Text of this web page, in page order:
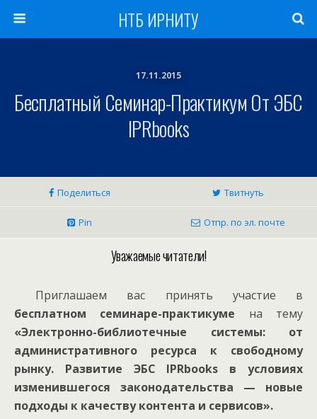
НТБ ИРНИТУ
17.11.2015
Бесплатный Семинар-Практикум От ЭБС
IPRbooks
Поделиться Твитнуть
Pin Отпр. по эл. почте
Уважаемые читатели!
Приглашаем вас принять участие в
бесплатном
семинаре-практикуме на тему
«Электронно-библиотечные системы: от
административного ресурса к свободному
рынку. Развитие ЭБС IPRbooks в условиях
изменившегося законодательства — новые
подходы к качеству контента и сервисов».